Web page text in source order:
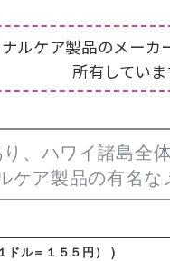
ルケア製品のメー
所有していま
、ハワイ諸島全
ケア製品の有名な
ル＝１５５円） )